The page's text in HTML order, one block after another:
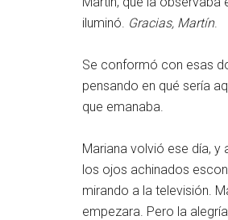
iluminó. Gracias, Martín.
Se conformó con esas
pensando en qué sería
que emanaba.
Mariana volvió ese día, y
los ojos achinados
mirando a la televisión.
empezara. Pero la